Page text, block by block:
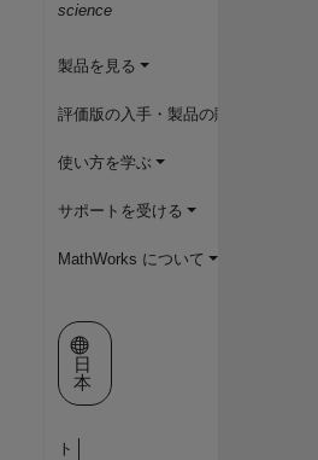
science
製品を見る
評価版の入手・製品の購入
使い方を学ぶ
サポートを受ける
MathWorks について
Web サイトの選択
日
本
ト